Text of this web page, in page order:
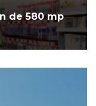
de 580 mp